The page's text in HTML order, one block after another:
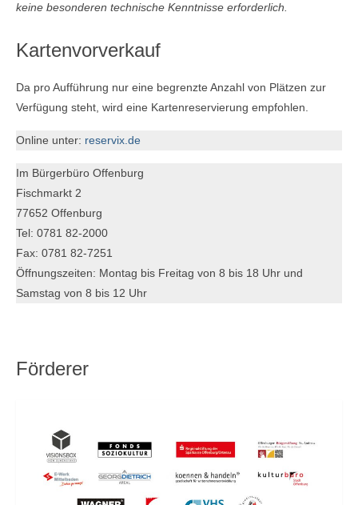
keine besonderen technische Kenntnisse erforderlich.
Kartenvorverkauf
Da pro Aufführung nur eine begrenzte Anzahl von Plätzen zur
Verfügung steht, wird eine Kartenreservierung empfohlen.
Online unter: reservix.de
Im Bürgerbüro Offenburg
Fischmarkt 2
77652 Offenburg
Tel: 0781 82-2000
Fax: 0781 82-7251
Öffnungszeiten: Montag bis Freitag von 8 bis 18 Uhr und
Samstag von 8 bis 12 Uhr
Förderer